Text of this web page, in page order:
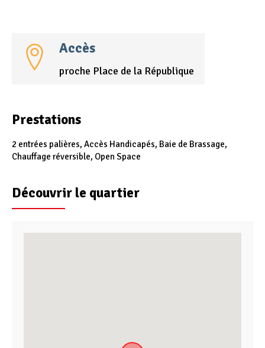
Accès
proche Place de la République
Prestations
2 entrées palières, Accès Handicapés, Baie de Brassage,
Chauffage réversible, Open Space
Découvrir le quartier